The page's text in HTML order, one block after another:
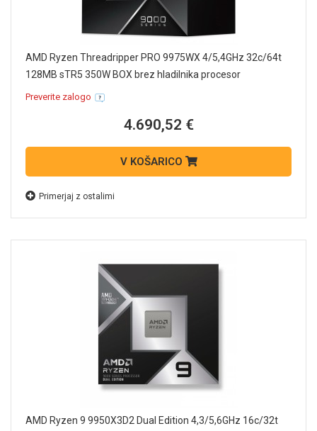
AMD Ryzen Threadripper PRO 9975WX 4/5,4GHz 32c/64t
128MB sTR5 350W BOX brez hladilnika procesor
Preverite zalogo
4.690,52 €
V KOŠARICO
Primerjaj z ostalimi
AMD Ryzen 9 9950X3D2 Dual Edition 4,3/5,6GHz 16c/32t